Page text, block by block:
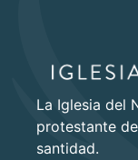
La Iglesia del
protestante
santidad.